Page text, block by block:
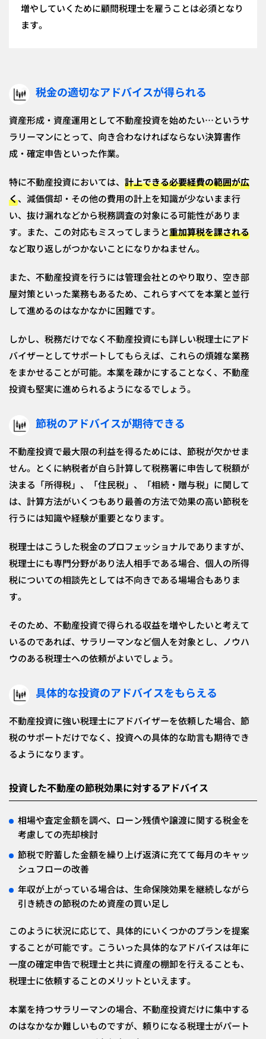
増やしていくために顧問税理士を雇うことは必須となり
ます。
税金の適切なアドバイスが得られる
資産形成・資産運用として不動産投資を始めたい…というサ
ラリーマンにとって、向き合わなければならない決算書作
成・確定申告といった作業。
特に不動産投資においては、 計上できる必要経費の範囲が広
く、減価償却・その他の費用の計上を知識が少ないまま行
い、抜け漏れなどから税務調査の対象にる可能性がありま
す。また、この対応もミスってしまうと重加算税を課される
など取り返しがつかないことになりかねません。
また、不動産投資を行うには管理会社とのやり取り、空き部
屋対策といった業務もあるため、これらすべてを本業と並行
して進めるのはなかなかに困難です。
しかし、税務だけでなく不動産投資にも詳しい税理士にアド
バイザーとしてサポートしてもらえば、これらの煩雑な業務
をまかせることが可能。本業を疎かにすることなく、不動産
投資も堅実に進められるようになるでしょう。
節税のアドバイスが期待できる
不動産投資で最大限の利益を得るためには、節税が欠かせま
せん。とくに納税者が自ら計算して税務署に申告して税額が
決まる「所得税」、「住民税」、「相続・贈与税」に関して
は、計算方法がいくつもあり最善の方法で効果の高い節税を
行うには知識や経験が重要となります。
税理士はこうした税金のプロフェッショナルでありますが、
税理士にも専門分野があり法人相手である場合、個人の所得
税についての相談先としては不向きである場場合もありま
す。
そのため、不動産投資で得られる収益を増やしたいと考えて
いるのであれば、サラリーマンなど個人を対象とし、ノウハ
ウのある税理士への依頼がよいでしょう。
具体的な投資のアドバイスをもらえる
不動産投資に強い税理士にアドバイザーを依頼した場合、節
税のサポートだけでなく、投資への具体的な助言も期待でき
るようになります。
投資した不動産の節税効果に対するアドバイス
相場や査定金額を調べ、ローン残債や譲渡に関する税金を
考慮しての売却検討
節税で貯蓄した金額を繰り上げ返済に充てて毎月のキャッ
シュフローの改善
年収が上がっている場合は、生命保険効果を継続しながら
引き続きの節税のため資産の買い足し
このように状況に応じて、具体的にいくつかのプランを提案
することが可能です。こういった具体的なアドバイスは年に
一度の確定申告で税理士と共に資産の棚卸を行えることも、
税理士に依頼することのメリットといえます。
本業を持つサラリーマンの場合、不動産投資だけに集中する
のはなかなか難しいものですが、頼りになる税理士がパート